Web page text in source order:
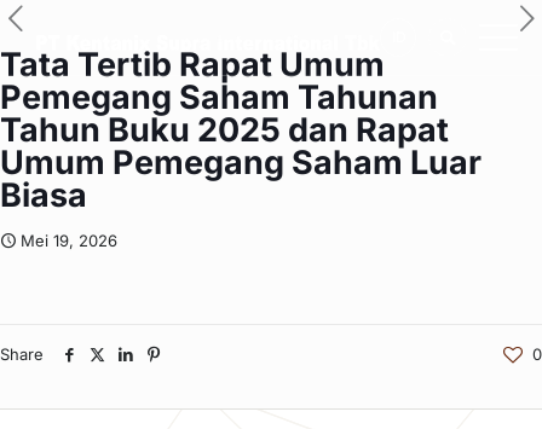
Tata Tertib Rapat Umum
Pemegang Saham Tahunan
Tahun Buku 2025 dan Rapat
Umum Pemegang Saham Luar
Biasa
Mei 19, 2026
Share 0